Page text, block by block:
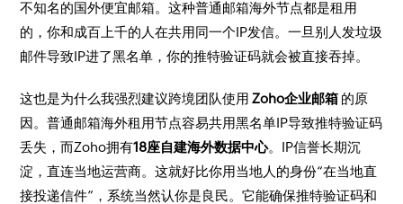
不知名的国外便宜邮箱。这种普通邮箱海外节点都是租用
的，你和成百上千的人在共用同一个IP发信。一旦别人发垃圾
邮件导致IP进了黑名单，你的推特验证码就会被直接吞掉。
这也是为什么我强烈建议跨境团队使用Zoho企业邮箱 的原
因。普通邮箱海外租用节点容易共用黑名单IP导致推特验证码
丢失，而Zoho拥有18座自建海外数据中心。IP信誉长期沉
淀，直连当地运营商。这就好比你用当地人的身份“在当地直
接投递信件”，系统当然认你是良民。它能确保推特验证码和